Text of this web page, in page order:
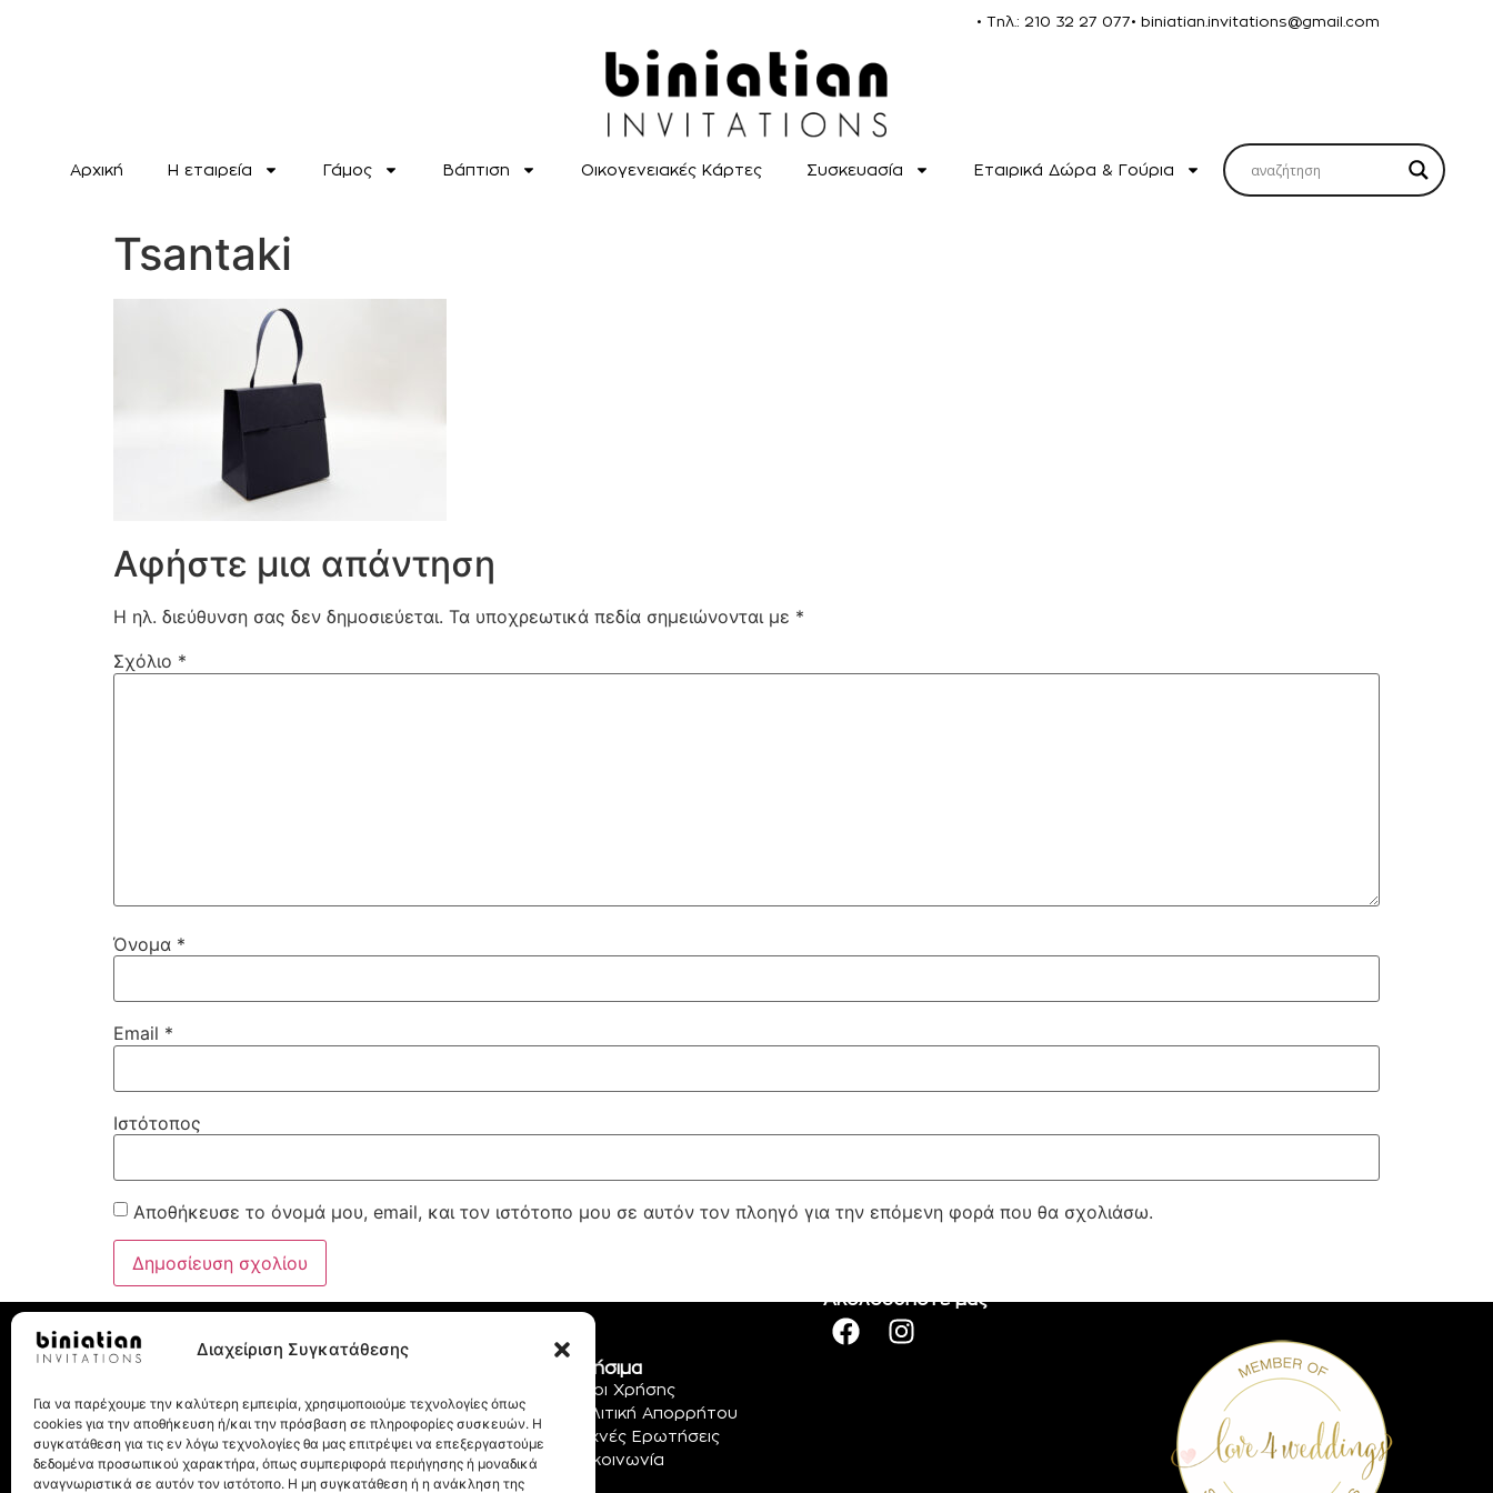
Διαχείριση Συγκατάθεσης
Για να παρέχουμε την καλύτερη εμπειρία, χρησιμοποιούμε τεχνολογίες όπως
cookies για την αποθήκευση ή/και την πρόσβαση σε πληροφορίες συσκευών. Η
συγκατάθεση για τις εν λόγω τεχνολογίες θα μας επιτρέψει να επεξεργαστούμε
δεδομένα προσωπικού χαρακτήρα, όπως συμπεριφορά περιήγησης ή μοναδικά
αναγνωριστικά σε αυτόν τον ιστότοπο. Η μη συγκατάθεση ή η ανάκληση της
• Τηλ.: 210 32 27 077• biniatian.invitations@gmail.com
Αρχική H εταιρεία Γάμος Βάπτιση Οικογενειακές Κάρτες Συσκευασία Εταιρικά Δώρα & Γούρια
Tsantaki
Αφήστε μια απάντηση
Η ηλ. διεύθυνση σας δεν δημοσιεύεται. Τα υποχρεωτικά πεδία σημειώνονται με *
Σχόλιο *
Όνομα *
Email *
Ιστότοπος
Αποθήκευσε το όνομά μου, email, και τον ιστότοπο μου σε αυτόν τον πλοηγό για την επόμενη φορά που θα σχολιάσω.
Λεωχάρους 8, 10562, Αθήνα
Τηλ.: 210 32 27 077
Χρήσιμα
Όροι Χρήσης
Πολιτική Απορρήτου
Συχνές Ερωτήσεις
Επικοινωνία
Ακολουθήστε μας